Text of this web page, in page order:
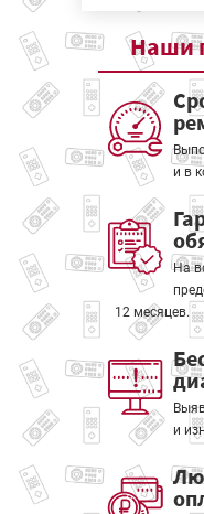
Наши
и в
На
12 месяцев.
и